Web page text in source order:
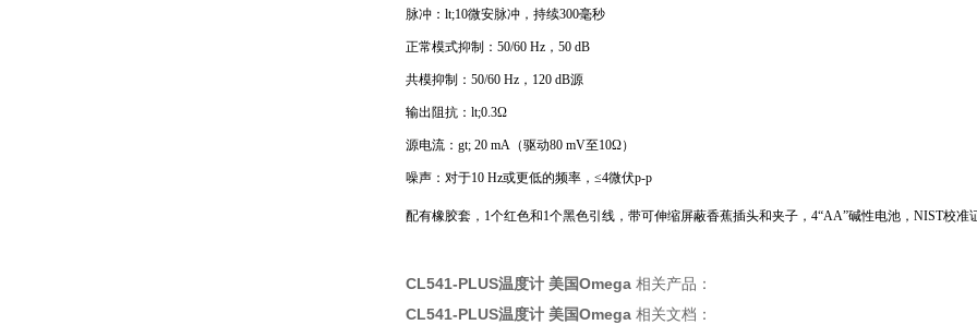
脉冲：lt;10微安脉冲，持续300毫秒
正常模式抑制：50/60 Hz，50 dB
共模抑制：50/60 Hz，120 dB源
输出阻抗：lt;0.3Ω
源电流：gt; 20 mA（驱动80 mV至10Ω）
噪声：对于10 Hz或更低的频率，≤4微伏p-p
配有橡胶套，1个红色和1个黑色引线，带可伸缩屏蔽香蕉插头和夹子，4“AA”碱性电池，NIST校准
CL541-PLUS温度计 美国Omega 相关产品：
CL541-PLUS温度计 美国Omega 相关文档：